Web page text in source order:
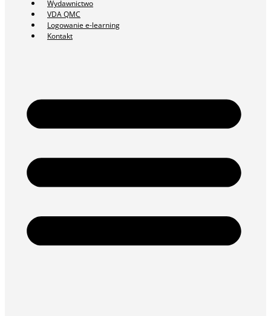
Wydawnictwo
VDA QMC
Logowanie e-learning
Kontakt